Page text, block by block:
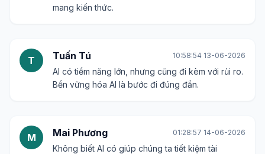
mang kiến thức.
T Tuấn Tú 10:58:54 13-06-2026
AI có tiềm năng lớn, nhưng cũng đi kèm với rủi ro.
Bền vững hóa AI là bước đi đúng đắn.
M Mai Phương 01:28:57 14-06-2026
Không biết AI có giúp chúng ta tiết kiệm tài